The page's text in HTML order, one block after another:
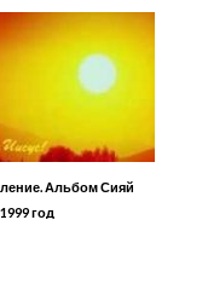
Альбом Сияй
год